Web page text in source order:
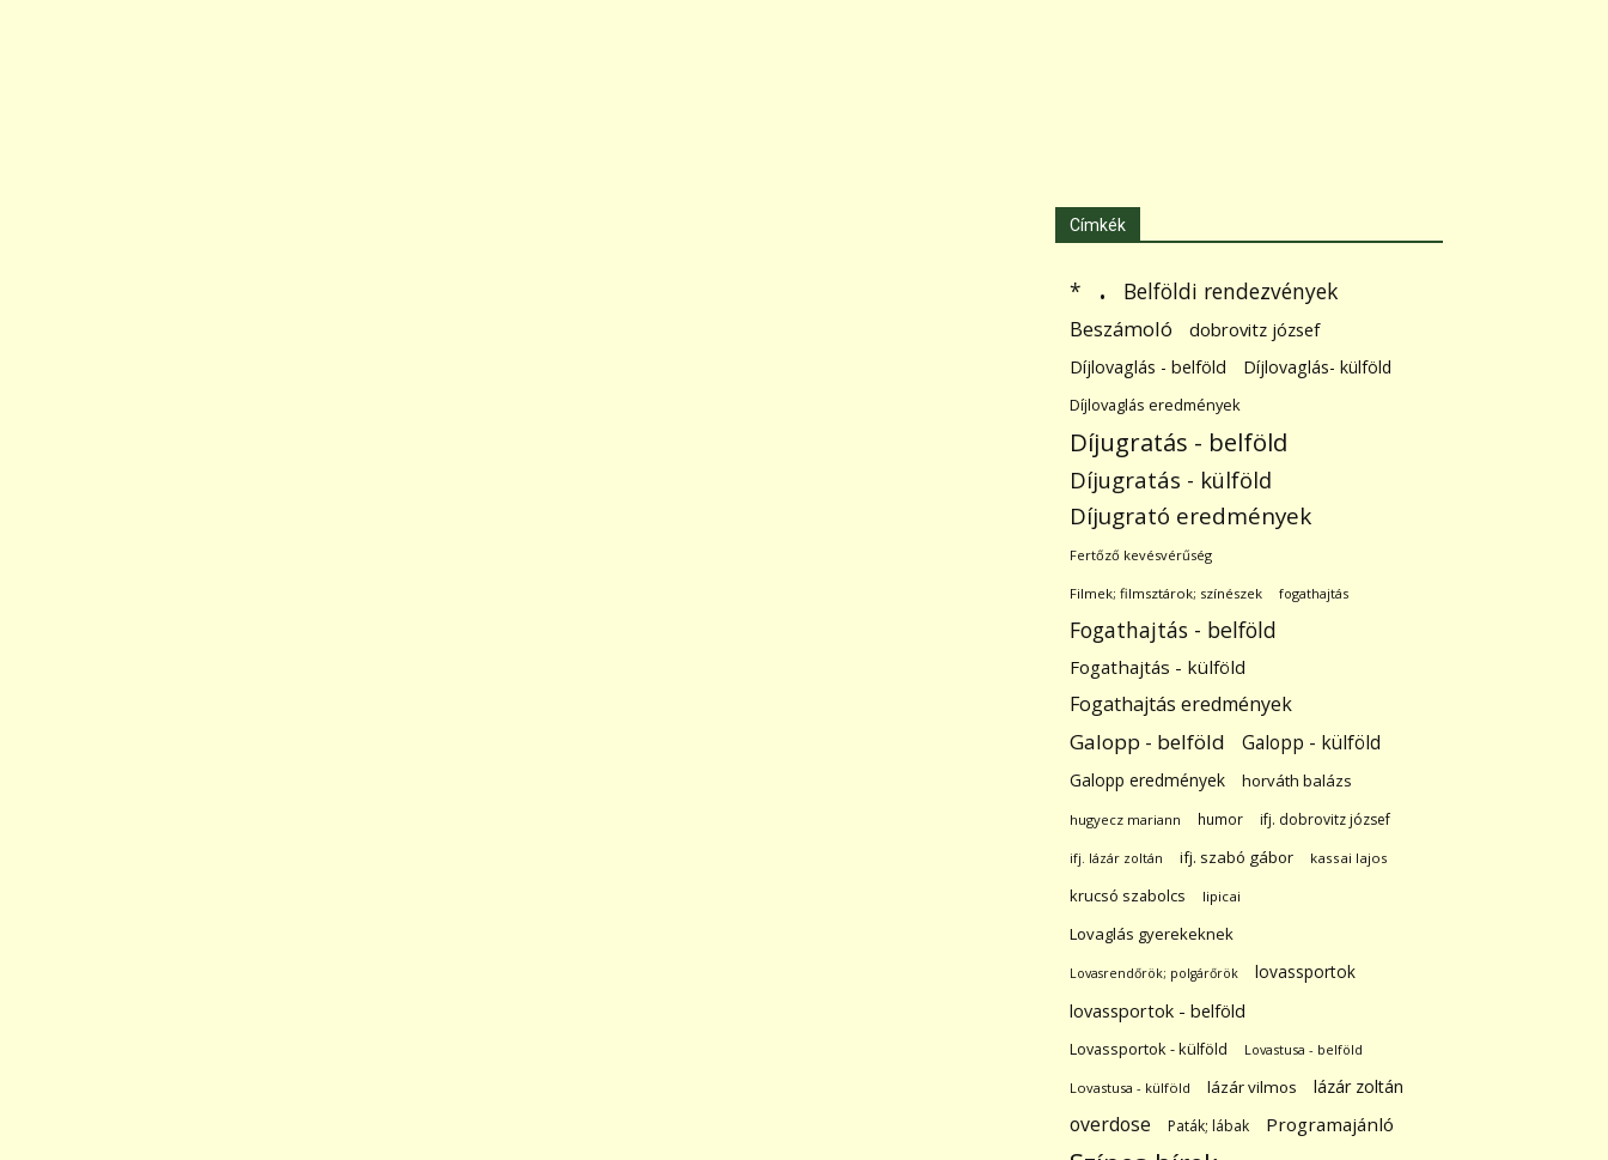
Címkék
* . Belföldi rendezvények
Beszámoló dobrovitz józsef
Díjlovaglás - belföld Díjlovaglás- külföld
Díjlovaglás eredmények
Díjugratás - belföld
Díjugratás - külföld
Díjugrató eredmények
Fertőző kevésvérűség
Filmek; filmsztárok; színészek fogathajtás
Fogathajtás - belföld
Fogathajtás - külföld
Fogathajtás eredmények
Galopp - belföld Galopp - külföld
Galopp eredmények horváth balázs
hugyecz mariann humor ifj. dobrovitz józsef
ifj. lázár zoltán ifj. szabó gábor kassai lajos
krucsó szabolcs lipicai
Lovaglás gyerekeknek
Lovasrendőrök; polgárőrök
lovassportok
lovassportok - belföld
Lovassportok - külföld Lovastusa - belföld
Lovastusa - külföld lázár vilmos lázár zoltán
overdose Paták; lábak Programajánló